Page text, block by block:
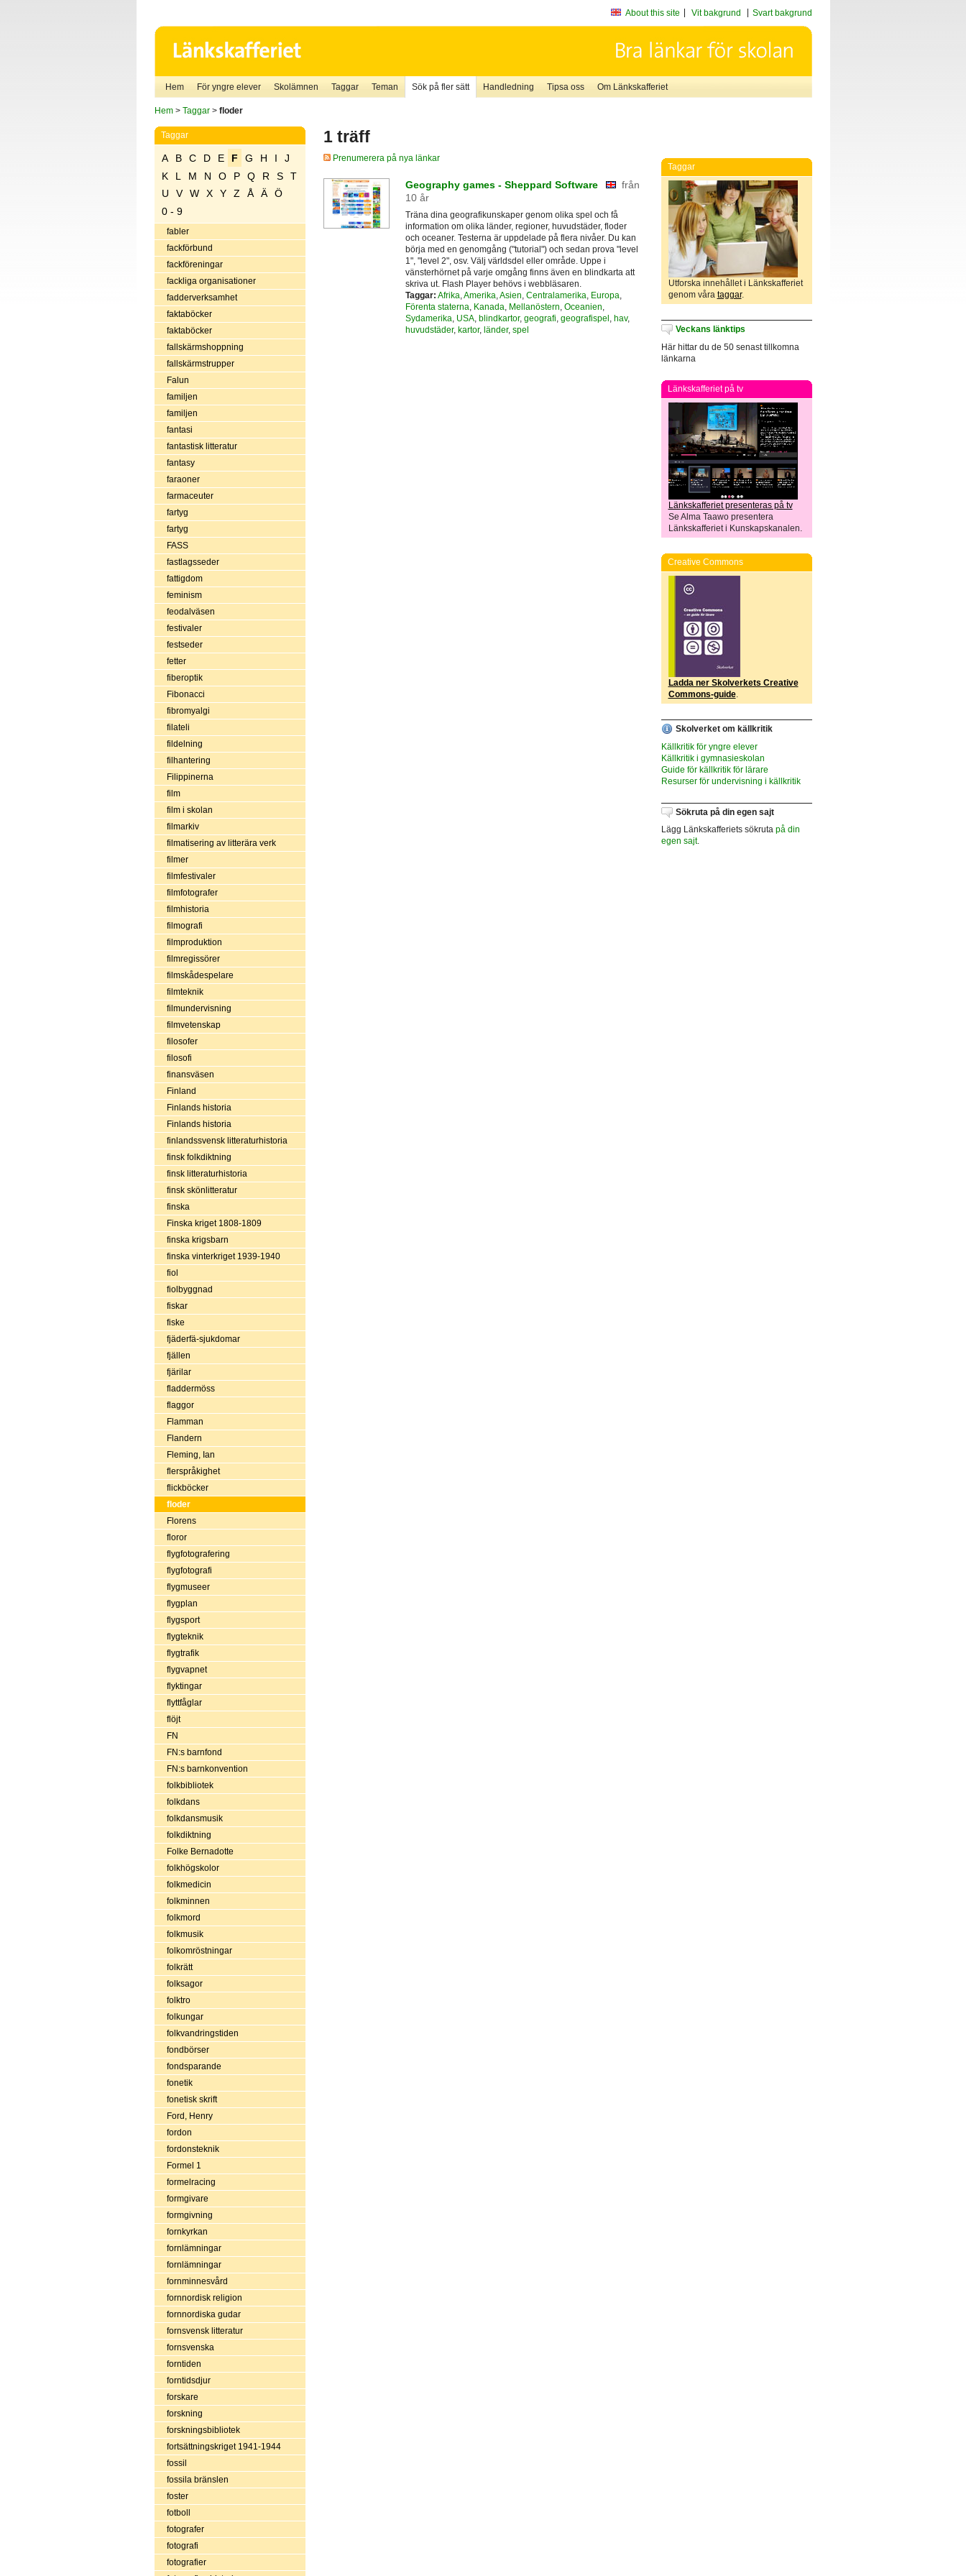
About this site Vit bakgrund Svart bakgrund
Hem För yngre elever Skolämnen Taggar Teman Sök på fler sätt Handledning Tipsa oss Om Länkskafferiet
Hem> Taggar> floder
Taggar
A B C D E F G H I
J
K
L M N O P Q R S
T
U
V W X Y Z Å Ä
Ö
0 - 9
fabler
fackförbund
fackföreningar
fackliga organisationer
fadderverksamhet
faktaböcker
faktaböcker
fallskärmshoppning
fallskärmstrupper
Falun
familjen
familjen
fantasi
fantastisk litteratur
fantasy
faraoner
farmaceuter
fartyg
fartyg
FASS
fastlagsseder
fattigdom
feminism
feodalväsen
festivaler
festseder
fetter
fiberoptik
Fibonacci
fibromyalgi
filateli
fildelning
filhantering
Filippinerna
film
film i skolan
filmarkiv
filmatisering av litterära verk
filmer
filmfestivaler
filmfotografer
filmhistoria
filmografi
filmproduktion
filmregissörer
filmskådespelare
filmteknik
filmundervisning
filmvetenskap
filosofer
filosofi
finansväsen
Finland
Finlands historia
Finlands historia
finlandssvensk litteraturhistoria
finsk folkdiktning
finsk litteraturhistoria
finsk skönlitteratur
finska
Finska kriget 1808-1809
finska krigsbarn
finska vinterkriget 1939-1940
fiol
fiolbyggnad
fiskar
fiske
fjäderfä-sjukdomar
fjällen
fjärilar
fladdermöss
flaggor
Flamman
Flandern
Fleming, Ian
flerspråkighet
flickböcker
floder
Florens
floror
flygfotografering
flygfotografi
flygmuseer
flygplan
flygsport
flygteknik
flygtrafik
flygvapnet
flyktingar
flyttfåglar
flöjt
FN
FN:s barnfond
FN:s barnkonvention
folkbibliotek
folkdans
folkdansmusik
folkdiktning
Folke Bernadotte
folkhögskolor
folkmedicin
folkminnen
folkmord
folkmusik
folkomröstningar
folkrätt
folksagor
folktro
folkungar
folkvandringstiden
fondbörser
fondsparande
fonetik
fonetisk skrift
Ford, Henry
fordon
fordonsteknik
Formel 1
formelracing
formgivare
formgivning
fornkyrkan
fornlämningar
fornlämningar
fornminnesvård
fornnordisk religion
fornnordiska gudar
fornsvensk litteratur
fornsvenska
forntiden
forntidsdjur
forskare
forskning
forskningsbibliotek
fortsättningskriget 1941-1944
fossil
fossila bränslen
foster
fotboll
fotografer
fotografi
fotografier
1 träff
Prenumerera på nya länkar
Geography games - Sheppard Software
från
10 år
Träna dina geografikunskaper genom olika spel och få
information om olika länder, regioner, huvudstäder, floder
och oceaner. Testerna är uppdelade på flera nivåer. Du kan
börja med en genomgång ("tutorial") och sedan prova "level
1", "level 2", osv. Välj världsdel eller område. Uppe i
vänsterhörnet på varje omgång finns även en blindkarta att
skriva ut. Flash Player behövs i webbläsaren.
Taggar: Afrika Amerika Asien Centralamerika Europa
Förenta staterna Kanada Mellanöstern Oceanien
Sydamerika USA, blindkartor, geografi geografispel hav,
huvudstäder, kartor, länder, spel
Taggar
Utforska innehållet i Länkskafferiet
genom våra taggar.
Veckans länktips
Här hittar du de 50 senast tillkomna
länkarna
Länkskafferiet på tv
Länkskafferiet presenteras på tv
Se Alma Taawo presentera
Länkskafferiet i Kunskapskanalen.
Creative Commons
Ladda ner Skolverkets Creative
Commons-guide.
Skolverket om källkritik
Källkritik för yngre elever
Källkritik i gymnasieskolan
Guide för källkritik för lärare
Resurser för undervisning i källkritik
Sökruta på din egen sajt
Lägg Länkskafferiets sökruta på din
egen sajt.